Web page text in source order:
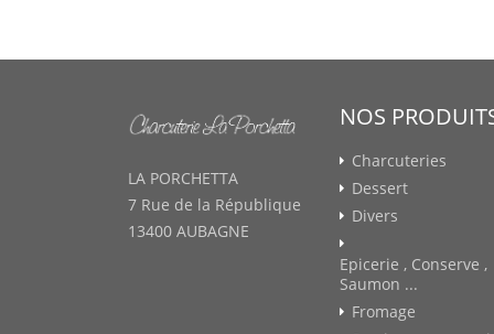
LA PORCHETTA
7 Rue de la République
13400 AUBAGNE
NOS
Charcuteries
Dessert
Divers
Epicerie , Conserve ,
Saumon ...
Fromage